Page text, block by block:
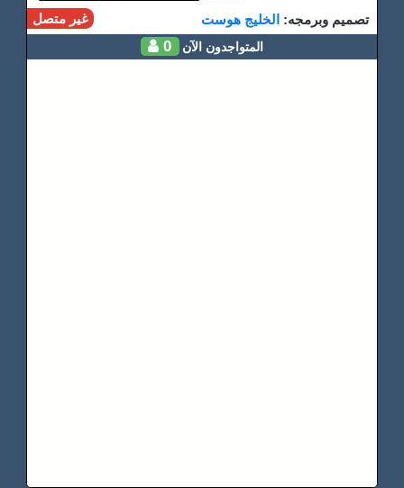
غير متصل
تصميم وبرمجه: الخليج هوست
0 المتواجدون الآن